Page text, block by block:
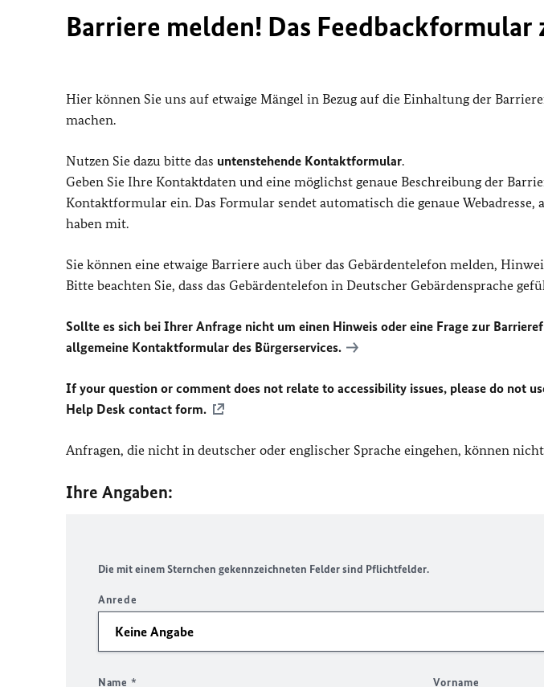
Barriere melden! Das
Hier können Sie uns auf etwaige Mängel in Bezug auf die Einhaltung der
machen.
Nutzen Sie dazu bitte das untenstehende Kontaktformular.
Geben Sie Ihre Kontaktdaten und eine möglichst genaue Beschreibung der
Kontaktformular ein. Das Formular sendet automatisch die genaue Webadresse,
haben mit.
Sie können eine etwaige Barriere auch über das Gebärdentelefon melden,
Bitte beachten Sie, dass das Gebärdentelefon in Deutscher Gebärdensprache
Sollte es sich bei Ihrer Anfrage nicht um einen Hinweis oder eine Frage zur
allgemeine Kontaktformular des Bürgerservices.
If your question or comment does not relate to accessibility issues, please do not
Help Desk contact form.
Anfragen, die nicht in deutscher oder englischer Sprache eingehen, können
Ihre Angaben:
Die mit einem Sternchen gekennzeichneten Felder sind Pflichtfelder.
Anrede
Name * Vorname